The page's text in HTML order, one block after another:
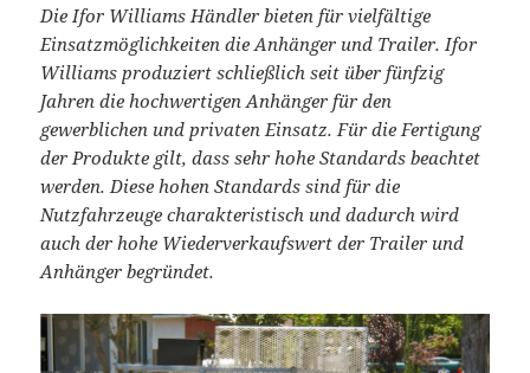
Die Ifor Williams Händler bieten für vielfältige
Einsatzmöglichkeiten die Anhänger und Trailer. Ifor
Williams produziert schließlich seit über fünfzig
Jahren die hochwertigen Anhänger für den
gewerblichen und privaten Einsatz. Für die Fertigung
der Produkte gilt, dass sehr hohe Standards beachtet
werden. Diese hohen Standards sind für die
Nutzfahrzeuge charakteristisch und dadurch wird
auch der hohe Wiederverkaufswert der Trailer und
Anhänger begründet.